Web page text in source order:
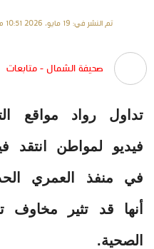
تم النشر في: 19 مايو، 2026 10:51 م
صحيفة الشمال - متابعات
تداول رواد مواقع
فيديو لمواطن انتقد
في منفذ العمري
أنها قد تثير مخاوف
الصحية.